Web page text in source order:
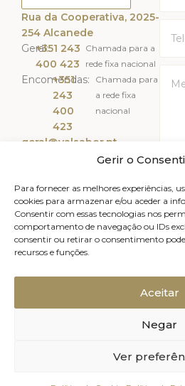
Gerir o
Para fornecer as melhores experiências,
cookies para armazenar e/ou aceder a
Consentir com essas tecnologias nos
comportamento de navegação ou IDs
consentir ou retirar o consentimento
recursos e funções.
Aceitar
Negar
Ver
Rua da Cooperativa, 2025-
254 Alcanede
Geral:+351 243
400 423
Chamada para a
rede fixa nacional
Encomendas:
+351
243
400
423
Chamada para
a rede fixa
nacional
geral@valsabor.pt
Li
Política de Cookies (UE)
Relatório de Sustentabilidade